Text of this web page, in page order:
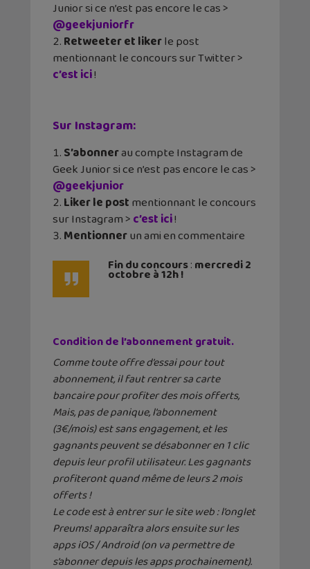
Junior si ce n’est pas encore le cas >
@geekjuniorfr
Retweeter et likerle post
mentionnant le concours sur Twitter >
c’est ici!
Sur Instagram:
S’abonnerau compte Instagram de
Geek Junior si ce n’est pas encore le cas >
@geekjunior
Liker le postmentionnant le concours
sur Instagram >c’est ici!
Mentionnerun ami en commentaire
Fin du concours: mercredi 2
octobre à 12h !
Condition de l’abonnement gratuit.
Comme toute offre d’essai pour tout
abonnement, il faut rentrer sa carte
bancaire pour profiter des mois offerts,
Mais, pas de panique, l’abonnement
(3€/mois) est sans engagement, et les
gagnants peuvent se désabonner en 1 clic
depuis leur profil utilisateur. Les gagnants
profiteront quand même de leurs 2 mois
offerts !
Le code est à entrer sur le site web : l’onglet
Preums! apparaîtra alors ensuite sur les
apps iOS / Android (on va permettre de
s’abonner depuis les apps prochainement).